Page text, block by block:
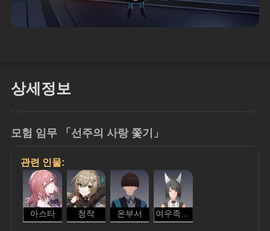
상세정보
모험 임무 「선주의 사랑 쫓기」
관련 인물:
아스타 청작 온부서 여우족 요정 대청